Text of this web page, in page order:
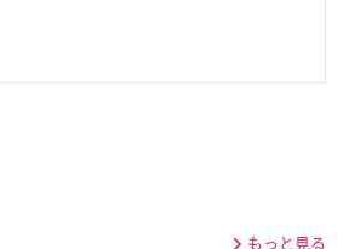
もっと見る